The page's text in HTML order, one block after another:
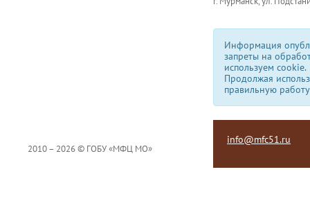
Информация
запреты на
используем сookie.
Продолжая
правильную
2010 – 2026 © ГОБУ «МФЦ МО»
info@mfc51.ru